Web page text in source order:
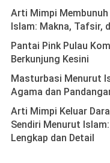
Arti Mimpi
Islam: Makna, Tafsir,
Pantai Pink Pulau
Berkunjung Kesini
Masturbasi Menurut
Agama dan
Arti Mimpi Keluar
Sendiri Menurut
Lengkap dan Detail